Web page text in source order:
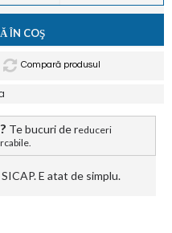
ÎN COŞ
Compară produsul
Te bucuri de reduceri
E atat de simplu.